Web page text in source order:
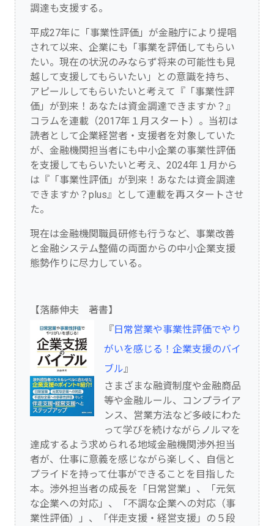
調達も支援する。
平成27年に「事業性評価」が金融庁により提唱
されて以来、企業にも「事業を評価してもらい
たい。現在の状況のみならず将来の可能性も見
越して支援してもらいたい」との意識を持ち、
アピールしてもらいたいと考えて『「事業性評
価」が到来！あなたは資金調達できますか？』
コラムを連載（2017年１月スタート）。当初は
読者として企業経営者・支援者を対象していた
が、金融機関担当者にも中小企業の事業性評価
を支援してもらいたいと考え、2024年１月から
は『「事業性評価」が到来！あなたは資金調達
できますか？plus』として連載を再スタートさせ
た。
現在は金融機関職員研修も行うなど、事業改善
と金融システム整備の両面からの中小企業支援
態勢作りに尽力している。
【落藤伸夫 著書】
『日常営業や事業性評価でやり
がいを感じる！企業支援のバイ
ブル 』
さまざまな融資制度や金融商品
等や金融ルール、コンプライア
ンス、営業方法など多岐にわた
って学びを続けながらノルマを
達成するよう求められる地域金融機関渉外担当
者が、仕事に意義を感じながら楽しく、自信と
プライドを持って仕事ができることを目指した
本。渉外担当者の成長を「日常営業」、「元気
な企業への対応」、「不調な企業への対応（事
業性評価）」、「伴走支援・経営支援」の５段